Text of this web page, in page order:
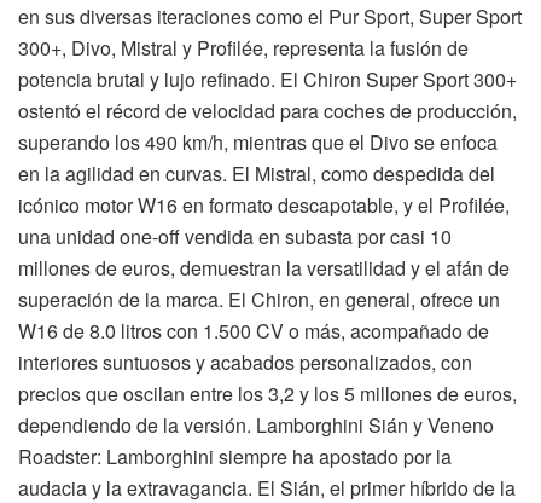
en sus diversas iteraciones como el Pur Sport, Super Sport
300+, Divo, Mistral y Profilée, representa la fusión de
potencia brutal y lujo refinado. El Chiron Super Sport 300+
ostentó el récord de velocidad para coches de producción,
superando los 490 km/h, mientras que el Divo se enfoca
en la agilidad en curvas. El Mistral, como despedida del
icónico motor W16 en formato descapotable, y el Profilée,
una unidad one-off vendida en subasta por casi 10
millones de euros, demuestran la versatilidad y el afán de
superación de la marca. El Chiron, en general, ofrece un
W16 de 8.0 litros con 1.500 CV o más, acompañado de
interiores suntuosos y acabados personalizados, con
precios que oscilan entre los 3,2 y los 5 millones de euros,
dependiendo de la versión. Lamborghini Sián y Veneno
Roadster: Lamborghini siempre ha apostado por la
audacia y la extravagancia. El Sián, el primer híbrido de la